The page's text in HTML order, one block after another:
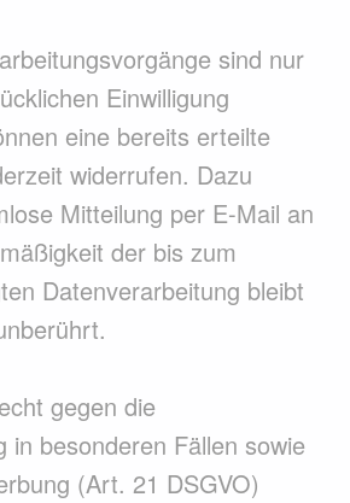
sind nur
Einwilligung
eine bereits erteilte
widerrufen. Dazu
Mitteilung per E-Mail an
der bis zum
Datenverarbeitung bleibt
gegen die
in besonderen Fällen sowie
(Art. 21 DSGVO)